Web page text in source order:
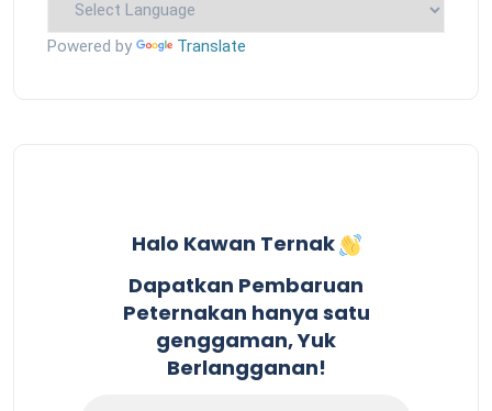
Powered by Translate
Halo Kawan Ternak
Dapatkan Pembaruan
Peternakan hanya satu
genggaman, Yuk
Berlangganan!